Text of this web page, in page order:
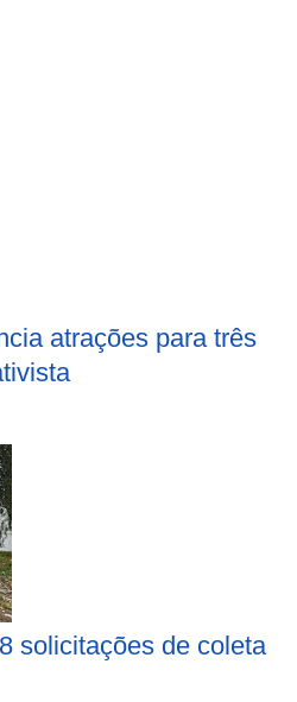
atrações para três
solicitações de coleta